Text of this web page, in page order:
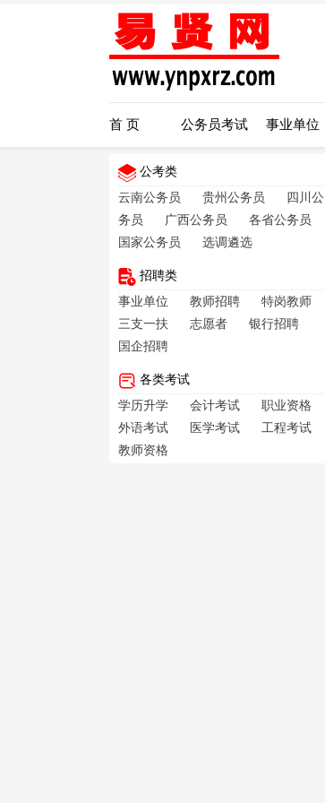
首 页 公务员考试 事业单位
公考类
云南公务员
贵州公务员
四川公
务员
广西公务员
各省公务员
国家公务员
选调遴选
招聘类
事业单位
教师招聘
特岗教师
三支一扶
志愿者
银行招聘
国企招聘
各类考试
学历升学
会计考试
职业资格
外语考试
医学考试
工程考试
教师资格